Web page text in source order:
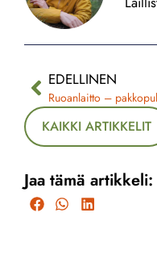
EDELLINEN
KAIKKI ARTIKKELIT
Jaa tämä artikkeli: